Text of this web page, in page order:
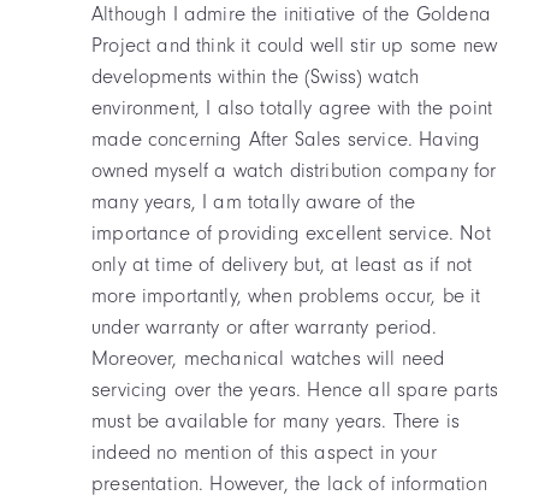
Although I admire the initiative of the Goldena
Project and think it could well stir up some new
developments within the (Swiss) watch
environment, I also totally agree with the point
made concerning After Sales service. Having
owned myself a watch distribution company for
many years, I am totally aware of the
importance of providing excellent service. Not
only at time of delivery but, at least as if not
more importantly, when problems occur, be it
under warranty or after warranty period.
Moreover, mechanical watches will need
servicing over the years. Hence all spare parts
must be available for many years. There is
indeed no mention of this aspect in your
presentation. However, the lack of information